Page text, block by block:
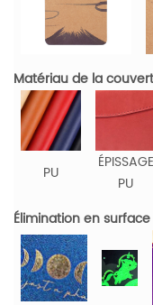
Matériau de la
PU
ÉPISSAGE
PU
Élimination en